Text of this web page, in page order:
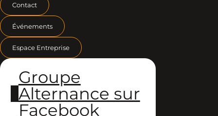
Contact
Événements
Espace Entreprise
Groupe
Alternance sur
Facebook